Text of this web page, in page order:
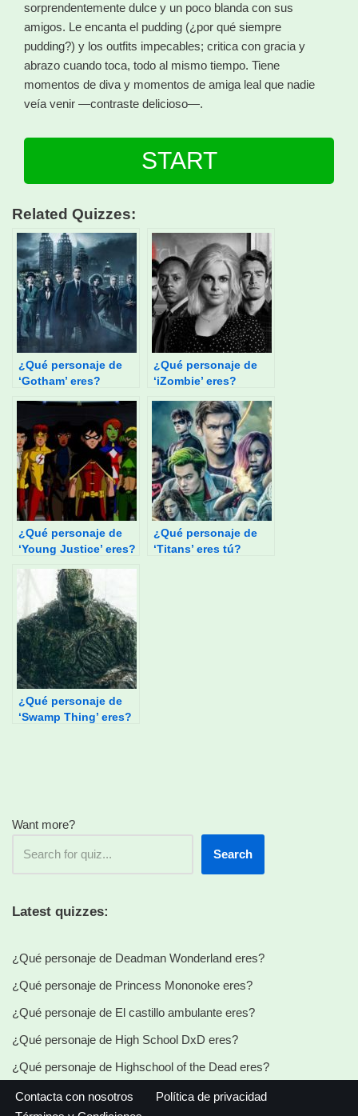
sorprendentemente dulce y un poco blanda con sus
amigos. Le encanta el pudding (¿por qué siempre
pudding?) y los outfits impecables; critica con gracia y
abrazo cuando toca, todo al mismo tiempo. Tiene
momentos de diva y momentos de amiga leal que nadie
veía venir —contraste delicioso—.
START
Related Quizzes:
¿Qué personaje de
‘Gotham’ eres?
¿Qué personaje de
‘iZombie’ eres?
¿Qué personaje de
‘Young Justice’ eres?
¿Qué personaje de
‘Titans’ eres tú?
¿Qué personaje de
‘Swamp Thing’ eres?
Want more?
Search
Latest quizzes:
¿Qué personaje de Deadman Wonderland eres?
¿Qué personaje de Princess Mononoke eres?
¿Qué personaje de El castillo ambulante eres?
¿Qué personaje de High School DxD eres?
¿Qué personaje de Highschool of the Dead eres?
Contacta con nosotros
Política de privacidad